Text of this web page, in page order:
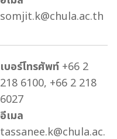
somjit.k@chula.ac.th
เบอร์โทรศัพท์ +66 2
218 6100, +66 2 218
6027
อีเมล
tassanee.k@chula.ac.